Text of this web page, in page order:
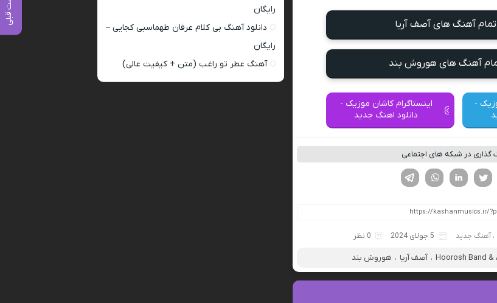
پست قبلی تمام آهنگ های آصف آریا
آهنگ های هوروش بند
-
اینستاگرام کاشان موزیک -
دانلود اهنگ جدید
گذاری در شبکه های اجتماعی
لینکدین تویتر
فیسوک
، آهنگ جدید 5 جولای 2024 0 نظر
Hoorosh Band & ، آصف آریا ، هوروش بند
رایگان
دانلود آهنگ بی کلام عرفان طهماسبی کجایی –
رایگان
آهنگ عطر تو راغب (متن + کیفیت عالی)